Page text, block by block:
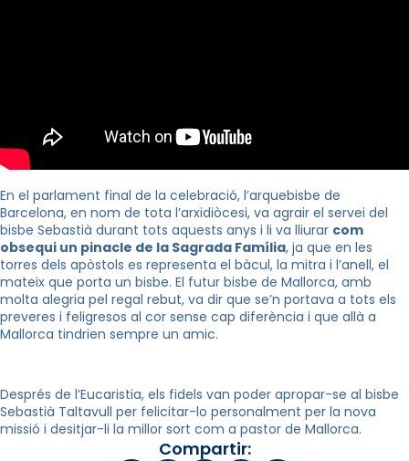
En el parlament final de la celebració, l’arquebisbe de
Barcelona, en nom de tota l’arxidiòcesi, va agrair el servei del
bisbe Sebastià durant tots aquests anys i li va lliurar com
obsequi un pinacle de la Sagrada Família, ja que en les
torres dels apòstols es representa el bàcul, la mitra i l’anell, el
mateix que porta un bisbe. El futur bisbe de Mallorca, amb
molta alegria pel regal rebut, va dir que se’n portava a tots els
preveres i feligresos al cor sense cap diferència i que allà a
Mallorca tindrien sempre un amic.
Després de l’Eucaristia, els fidels van poder apropar-se al bisbe
Sebastià Taltavull per felicitar-lo personalment per la nova
missió i desitjar-li la millor sort com a pastor de Mallorca.
Compartir: